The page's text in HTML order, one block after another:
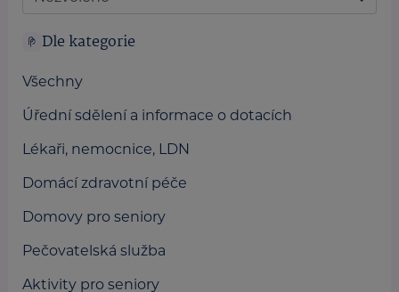
Dle kategorie
Všechny
Úřední sdělení a informace o dotacích
Lékaři, nemocnice, LDN
Domácí zdravotní péče
Domovy pro seniory
Pečovatelská služba
Aktivity pro seniory